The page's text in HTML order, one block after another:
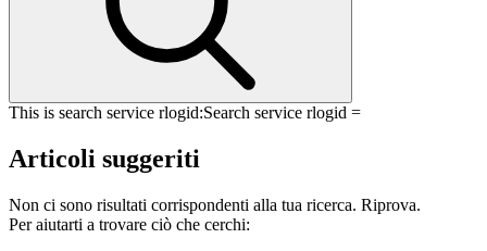
This is search service rlogid:Search service rlogid =
Articoli suggeriti
Non ci sono risultati corrispondenti alla tua ricerca. Riprova.
Per aiutarti a trovare ciò che cerchi: